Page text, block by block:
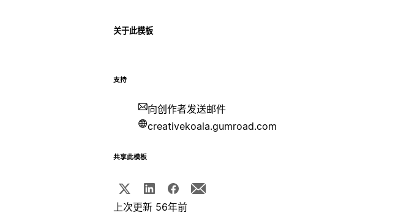
关于此模板
支持
向创作者发送邮件
creativekoala.gumroad.com
共享此模板
上次更新 56年前